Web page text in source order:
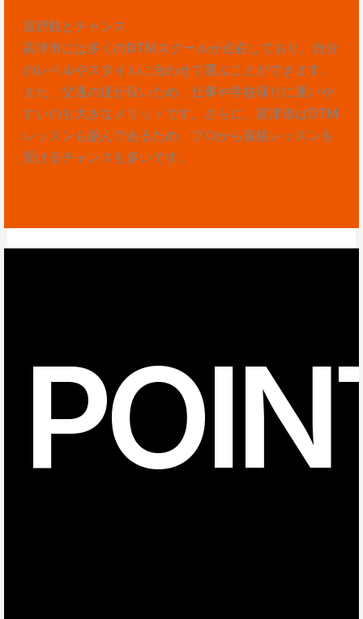
選択肢とチャンス
富津市には多くのDTMスクールが点在しており、自分
のレベルやスタイルに合わせて選ぶことができます。
また、交通の便が良いため、仕事や学校帰りに通いや
すいのも大きなメリットです。さらに、富津市はDTM
レッスンも盛んであるため、プロから直接レッスンを
受けるチャンスも多いです。